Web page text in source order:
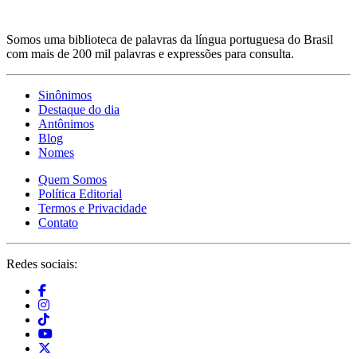
Somos uma biblioteca de palavras da língua portuguesa do Brasil
com mais de 200 mil palavras e expressões para consulta.
Sinônimos
Destaque do dia
Antônimos
Blog
Nomes
Quem Somos
Política Editorial
Termos e Privacidade
Contato
Redes sociais: